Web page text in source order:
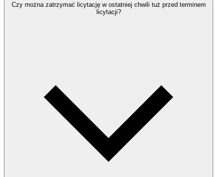
Czy można zatrzymać licytację w ostatniej chwili tuż przed terminem
licytacji?